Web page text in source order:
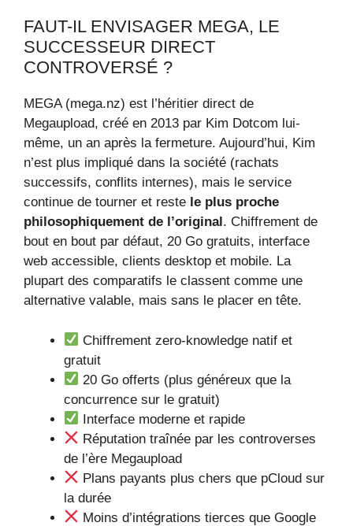
FAUT-IL ENVISAGER MEGA, LE
SUCCESSEUR DIRECT
CONTROVERSÉ ?
MEGA (mega.nz) est l’héritier direct de
Megaupload, créé en 2013 par Kim Dotcom lui-
même, un an après la fermeture. Aujourd’hui, Kim
n’est plus impliqué dans la société (rachats
successifs, conflits internes), mais le service
continue de tourner et reste le plus proche
philosophiquement de l’original. Chiffrement de
bout en bout par défaut, 20 Go gratuits, interface
web accessible, clients desktop et mobile. La
plupart des comparatifs le classent comme une
alternative valable, mais sans le placer en tête.
Chiffrement zero-knowledge natif et
gratuit
20 Go offerts (plus généreux que la
concurrence sur le gratuit)
Interface moderne et rapide
Réputation traînée par les controverses
de l’ère Megaupload
Plans payants plus chers que pCloud sur
la durée
Moins d’intégrations tierces que Google